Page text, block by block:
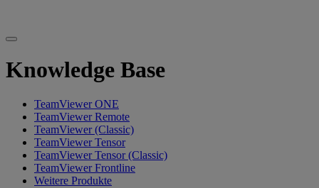
Knowledge Base
TeamViewer ONE
TeamViewer Remote
TeamViewer (Classic)
TeamViewer Tensor
TeamViewer Tensor (Classic)
TeamViewer Frontline
Weitere Produkte